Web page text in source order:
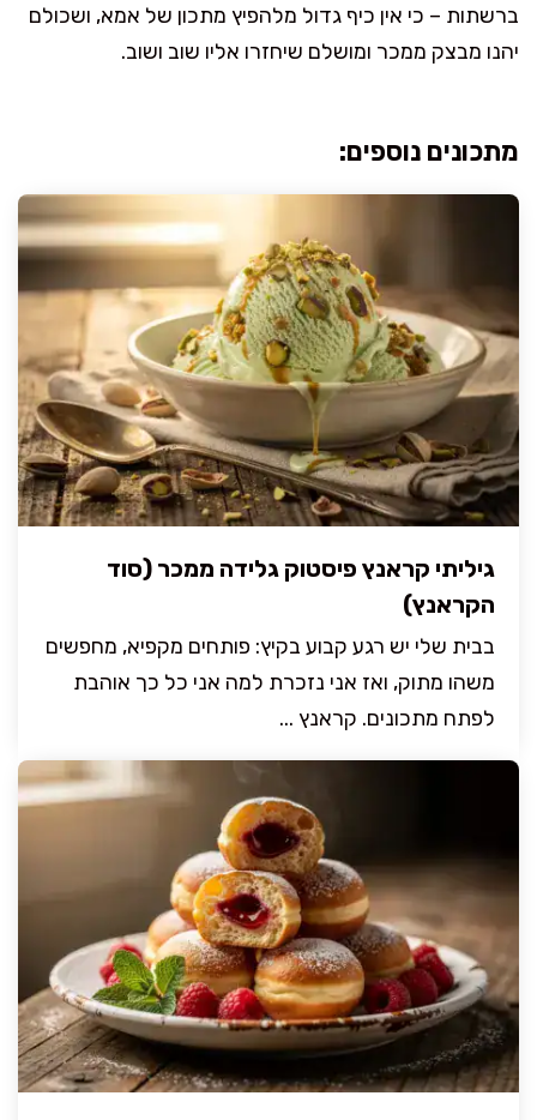
ברשתות – כי אין כיף גדול מלהפיץ מתכון של אמא, ושכולם
יהנו מבצק ממכר ומושלם שיחזרו אליו שוב ושוב.
מתכונים נוספים:
גיליתי קראנץ פיסטוק גלידה ממכר (סוד
הקראנץ)
בבית שלי יש רגע קבוע בקיץ: פותחים מקפיא, מחפשים
משהו מתוק, ואז אני נזכרת למה אני כל כך אוהבת
לפתח מתכונים. קראנץ ...